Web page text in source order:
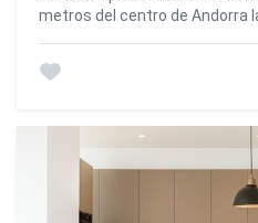
metros del centro de Andorra
moderno, cómodo y funcional
uso de materiales de primera
espacio exterior con
cuidada orientación que
térmico durante todo el